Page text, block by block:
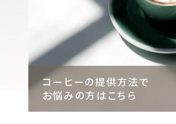
コーヒーの提供方法で
お悩みの方はこちら